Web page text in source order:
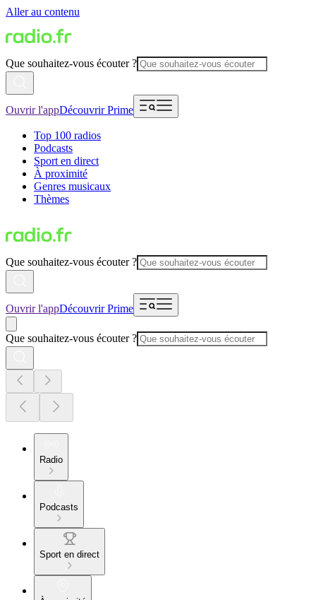
Aller au contenu
Que souhaitez-vous écouter ?
Ouvrir l'appDécouvrir Prime
Top 100 radios
Podcasts
Sport en direct
À proximité
Genres musicaux
Thèmes
Que souhaitez-vous écouter ?
Ouvrir l'appDécouvrir Prime
Que souhaitez-vous écouter ?
Radio
Podcasts
Sport en direct